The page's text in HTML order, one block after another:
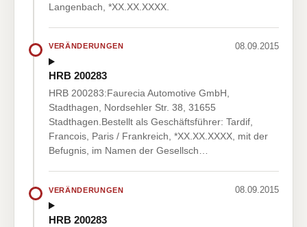
Langenbach, *XX.XX.XXXX.
VERÄNDERUNGEN 08.09.2015
HRB 200283
HRB 200283:Faurecia Automotive GmbH,
Stadthagen, Nordsehler Str. 38, 31655
Stadthagen.Bestellt als Geschäftsführer: Tardif,
Francois, Paris / Frankreich, *XX.XX.XXXX, mit der
Befugnis, im Namen der Gesellsch…
VERÄNDERUNGEN 08.09.2015
HRB 200283